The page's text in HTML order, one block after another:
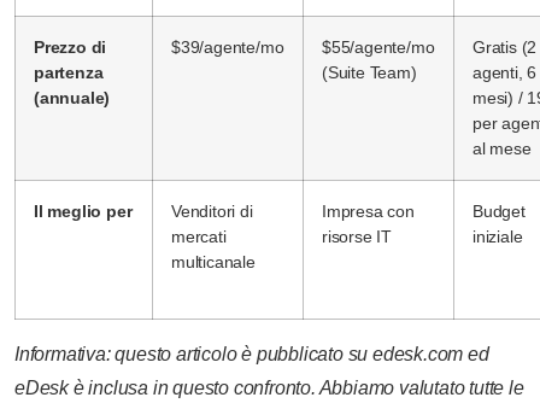
Prezzo di
partenza
(annuale)
$39/agente/mo
$55/agente/mo
(Suite Team)
Gratis (2
agenti, 6
mesi) /
per
al mese
Il meglio per
Venditori di
mercati
multicanale
Impresa con
risorse IT
Budget
iniziale
Informativa: questo articolo è pubblicato su edesk.com ed
eDesk è inclusa in questo confronto. Abbiamo valutato tutte le